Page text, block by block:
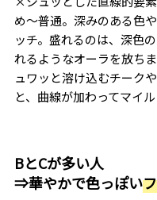
め〜普通。深みのある色
ッチ。盛れるのは、深色
れるようなオーラを放ち
ュワッと溶け込むチーク
と、曲線が加わってマイル
BとCが多い人
⇒華やかで色っぽい